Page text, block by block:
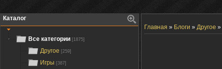
Каталог
Все категории [1875]
Другое [259]
Игры [387]
Главная » Блоги » Другое »